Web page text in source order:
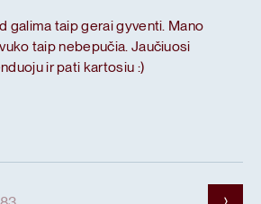
galima taip gerai gyventi. Mano
taip nebepučia. Jaučiuosi
ir pati kartosiu :)